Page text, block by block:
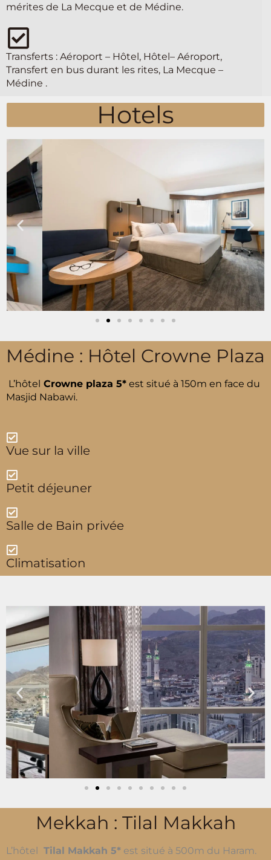
mérites de La Mecque et de Médine.
Transferts : Aéroport – Hôtel, Hôtel– Aéroport,
Transfert en bus durant les rites, La Mecque –
Médine .
Hotels
Médine : Hôtel Crowne Plaza
L’hôtel Crowne plaza 5* est situé à 150m en face du
Masjid Nabawi.
Vue sur la ville
Petit déjeuner
Salle de Bain privée
Climatisation
Mekkah : Tilal Makkah
L’hôtel Tilal Makkah 5* est situé à 500m du Haram.